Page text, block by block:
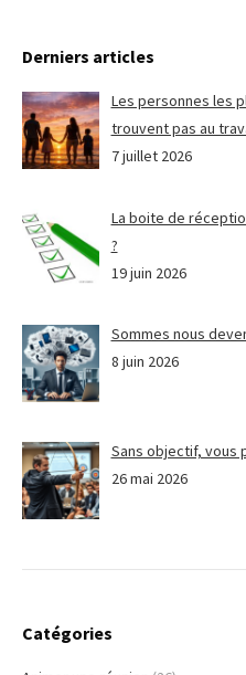
Derniers articles
Les personnes les
trouvent pas au
7 juillet 2026
La boite de
?
19 juin 2026
Sommes nous
8 juin 2026
Sans objectif, vous
26 mai 2026
Catégories